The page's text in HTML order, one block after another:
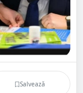
Salvează